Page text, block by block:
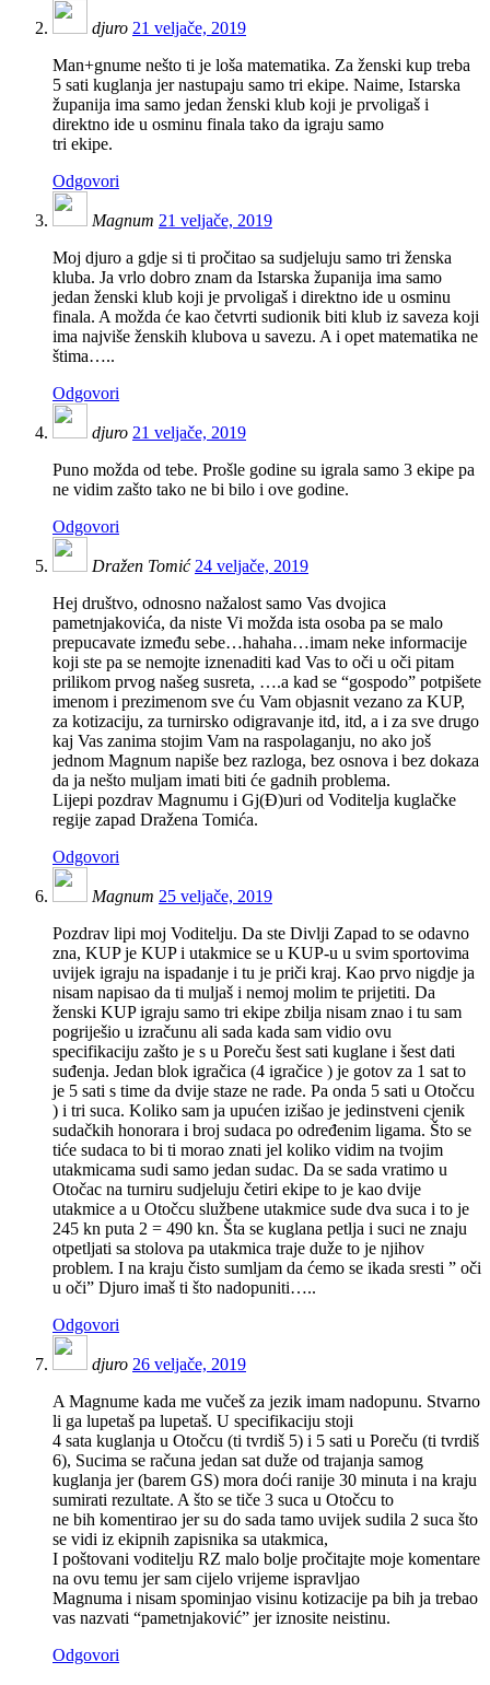
djuro 21 veljače, 2019
Man+gnume nešto ti je loša matematika. Za ženski kup treba
5 sati kuglanja jer nastupaju samo tri ekipe. Naime, Istarska
županija ima samo jedan ženski klub koji je prvoligaš i
direktno ide u osminu finala tako da igraju samo
tri ekipe.
Odgovori
Magnum 21 veljače, 2019
Moj djuro a gdje si ti pročitao sa sudjeluju samo tri ženska
kluba. Ja vrlo dobro znam da Istarska županija ima samo
jedan ženski klub koji je prvoligaš i direktno ide u osminu
finala. A možda će kao četvrti sudionik biti klub iz saveza koji
ima najviše ženskih klubova u savezu. A i opet matematika ne
štima…..
Odgovori
djuro 21 veljače, 2019
Puno možda od tebe. Prošle godine su igrala samo 3 ekipe pa
ne vidim zašto tako ne bi bilo i ove godine.
Odgovori
Dražen Tomić 24 veljače, 2019
Hej društvo, odnosno nažalost samo Vas dvojica
pametnjakovića, da niste Vi možda ista osoba pa se malo
prepucavate između sebe…hahaha…imam neke informacije
koji ste pa se nemojte iznenaditi kad Vas to oči u oči pitam
prilikom prvog našeg susreta, ….a kad se “gospodo” potpišete
imenom i prezimenom sve ću Vam objasnit vezano za KUP,
za kotizaciju, za turnirsko odigravanje itd, itd, a i za sve drugo
kaj Vas zanima stojim Vam na raspolaganju, no ako još
jednom Magnum napiše bez razloga, bez osnova i bez dokaza
da ja nešto muljam imati biti će gadnih problema.
Lijepi pozdrav Magnumu i Gj(Đ)uri od Voditelja kuglačke
regije zapad Dražena Tomića.
Odgovori
Magnum 25 veljače, 2019
Pozdrav lipi moj Voditelju. Da ste Divlji Zapad to se odavno
zna, KUP je KUP i utakmice se u KUP-u u svim sportovima
uvijek igraju na ispadanje i tu je priči kraj. Kao prvo nigdje ja
nisam napisao da ti muljaš i nemoj molim te prijetiti. Da
ženski KUP igraju samo tri ekipe zbilja nisam znao i tu sam
pogriješio u izračunu ali sada kada sam vidio ovu
specifikaciju zašto je s u Poreču šest sati kuglane i šest dati
suđenja. Jedan blok igračica (4 igračice ) je gotov za 1 sat to
je 5 sati s time da dvije staze ne rade. Pa onda 5 sati u Otočcu
) i tri suca. Koliko sam ja upućen izišao je jedinstveni cjenik
sudačkih honorara i broj sudaca po određenim ligama. Što se
tiće sudaca to bi ti morao znati jel koliko vidim na tvojim
utakmicama sudi samo jedan sudac. Da se sada vratimo u
Otočac na turniru sudjeluju četiri ekipe to je kao dvije
utakmice a u Otočcu službene utakmice sude dva suca i to je
245 kn puta 2 = 490 kn. Šta se kuglana petlja i suci ne znaju
otpetljati sa stolova pa utakmica traje duže to je njihov
problem. I na kraju čisto sumljam da ćemo se ikada sresti ” oči
u oči” Djuro imaš ti što nadopuniti…..
Odgovori
djuro 26 veljače, 2019
A Magnume kada me vučeš za jezik imam nadopunu. Stvarno
li ga lupetaš pa lupetaš. U specifikaciju stoji
4 sata kuglanja u Otočcu (ti tvrdiš 5) i 5 sati u Poreču (ti tvrdiš
6), Sucima se računa jedan sat duže od trajanja samog
kuglanja jer (barem GS) mora doći ranije 30 minuta i na kraju
sumirati rezultate. A što se tiče 3 suca u Otočcu to
ne bih komentirao jer su do sada tamo uvijek sudila 2 suca što
se vidi iz ekipnih zapisnika sa utakmica,
I poštovani voditelju RZ malo bolje pročitajte moje komentare
na ovu temu jer sam cijelo vrijeme ispravljao
Magnuma i nisam spominjao visinu kotizacije pa bih ja trebao
vas nazvati “pametnjaković” jer iznosite neistinu.
Odgovori